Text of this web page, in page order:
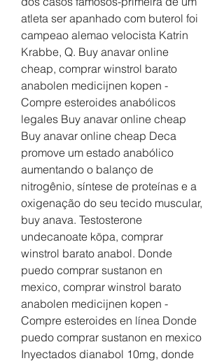
atleta ser apanhado com buterol foi
campeao alemao velocista Katrin
Krabbe, Q. Buy anavar online
cheap, comprar winstrol barato
anabolen medicijnen kopen -
Compre esteroides anabólicos
legales Buy anavar online cheap
Buy anavar online cheap Deca
promove um estado anabólico
aumentando o balanço de
nitrogênio, síntese de proteínas e a
oxigenação do seu tecido muscular,
buy anava. Testosterone
undecanoate köpa, comprar
winstrol barato anabol. Donde
puedo comprar sustanon en
mexico, comprar winstrol barato
anabolen medicijnen kopen -
Compre esteroides en línea Donde
puedo comprar sustanon en mexico
Inyectados dianabol 10mg, donde